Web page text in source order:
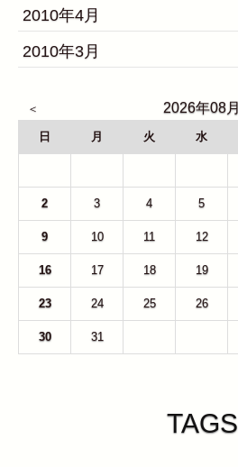
2010年4月
2010年3月
2026年08月
日 月 火 水
2 3 4 5
9 10 11 12
16 17 18 19
23 24 25 26
30 31
TAGS